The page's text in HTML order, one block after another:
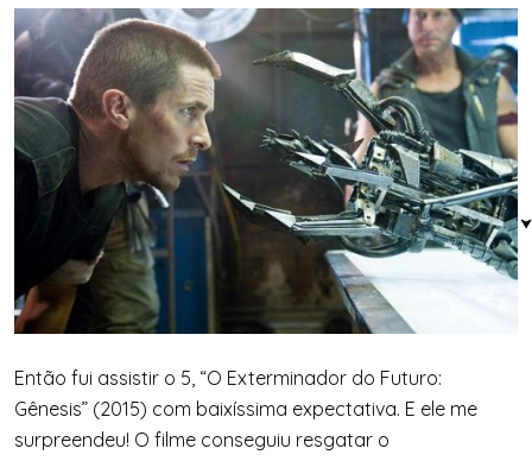
Então fui assistir o 5, “O Exterminador do Futuro:
Gênesis” (2015) com baixíssima expectativa. E ele me
surpreendeu! O filme conseguiu resgatar o